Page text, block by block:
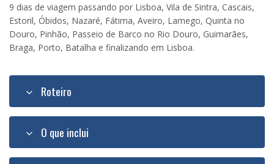
9 dias de viagem passando por Lisboa, Vila de Sintra, Cascais,
Estoril, Óbidos, Nazaré, Fátima, Aveiro, Lamego, Quinta no
Douro, Pinhão, Passeio de Barco no Rio Douro, Guimarães,
Braga, Porto, Batalha e finalizando em Lisboa.
Roteiro
O que inclui